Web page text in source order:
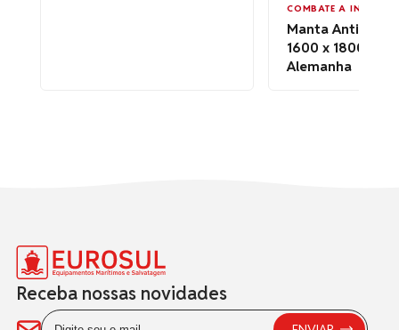
COMBATE A
Manta Anti-
1600 x 1800mm
Alemanha
Receba nossas novidades